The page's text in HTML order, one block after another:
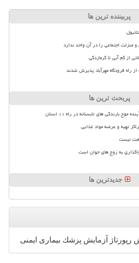
پربیننده ترین ها
اجتماعی را در آن واحد ندارد
از کم آبی تا گرمازدگی
پربحث ترین ها
تهیه و عرضه مواد غذایی
نیست
جدیدترین ها
رپورتاژ آزمایش پزشك بیماری ایمنی